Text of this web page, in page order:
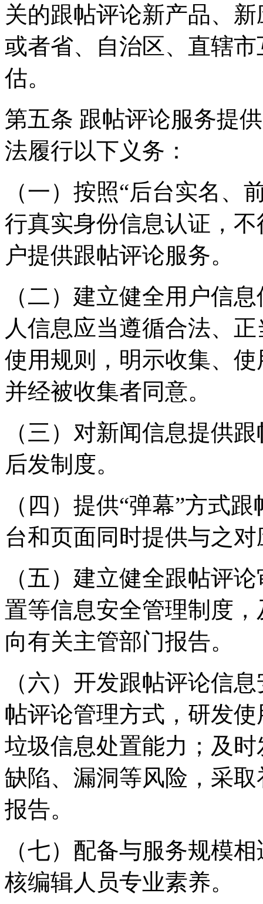
关的跟帖评论新产品、
或者省、自治区、直辖
估。
第五条 跟帖评论服务提
法履行以下义务：
（一）按照“后台实名、
行真实身份信息认证，
户提供跟帖评论服务。
（二）建立健全用户信
人信息应当遵循合法、
使用规则，明示收集、
并经被收集者同意。
（三）对新闻信息提供
后发制度。
（四）提供“弹幕”方式
台和页面同时提供与之
（五）建立健全跟帖评
置等信息安全管理制度
向有关主管部门报告。
（六）开发跟帖评论信
帖评论管理方式，研发
垃圾信息处置能力；及
缺陷、漏洞等风险，采
报告。
（七）配备与服务规模
核编辑人员专业素养。